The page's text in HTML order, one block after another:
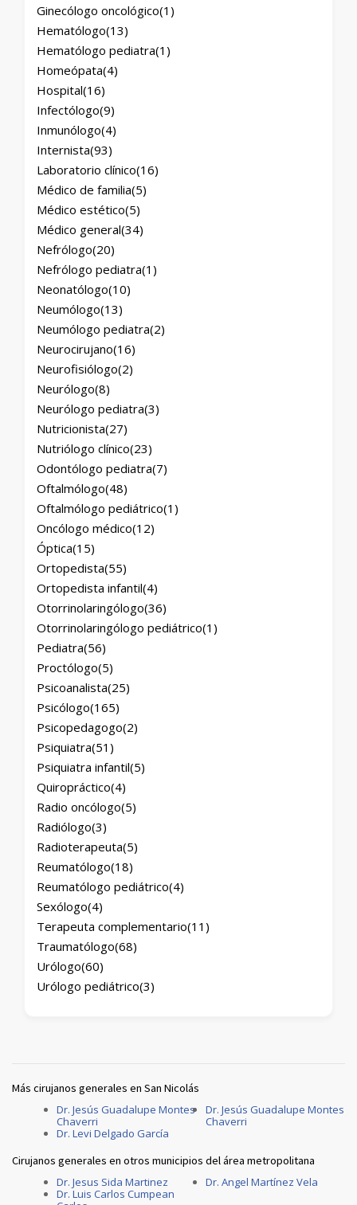
Ginecólogo oncológico(1)
Hematólogo(13)
Hematólogo pediatra(1)
Homeópata(4)
Hospital(16)
Infectólogo(9)
Inmunólogo(4)
Internista(93)
Laboratorio clínico(16)
Médico de familia(5)
Médico estético(5)
Médico general(34)
Nefrólogo(20)
Nefrólogo pediatra(1)
Neonatólogo(10)
Neumólogo(13)
Neumólogo pediatra(2)
Neurocirujano(16)
Neurofisiólogo(2)
Neurólogo(8)
Neurólogo pediatra(3)
Nutricionista(27)
Nutriólogo clínico(23)
Odontólogo pediatra(7)
Oftalmólogo(48)
Oftalmólogo pediátrico(1)
Oncólogo médico(12)
Óptica(15)
Ortopedista(55)
Ortopedista infantil(4)
Otorrinolaringólogo(36)
Otorrinolaringólogo pediátrico(1)
Pediatra(56)
Proctólogo(5)
Psicoanalista(25)
Psicólogo(165)
Psicopedagogo(2)
Psiquiatra(51)
Psiquiatra infantil(5)
Quiropráctico(4)
Radio oncólogo(5)
Radiólogo(3)
Radioterapeuta(5)
Reumatólogo(18)
Reumatólogo pediátrico(4)
Sexólogo(4)
Terapeuta complementario(11)
Traumatólogo(68)
Urólogo(60)
Urólogo pediátrico(3)
Más cirujanos generales en San Nicolás
Dr. Jesús Guadalupe Montes
Chaverri
Dr. Levi Delgado García
Dr. Jesús Guadalupe Montes
Chaverri
Cirujanos generales en otros municipios del área metropolitana
Dr. Jesus Sida Martinez
Dr. Luis Carlos Cumpean
Dr. Angel Martínez Vela